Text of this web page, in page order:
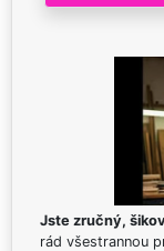
Jste zručný,
rád všestrannou